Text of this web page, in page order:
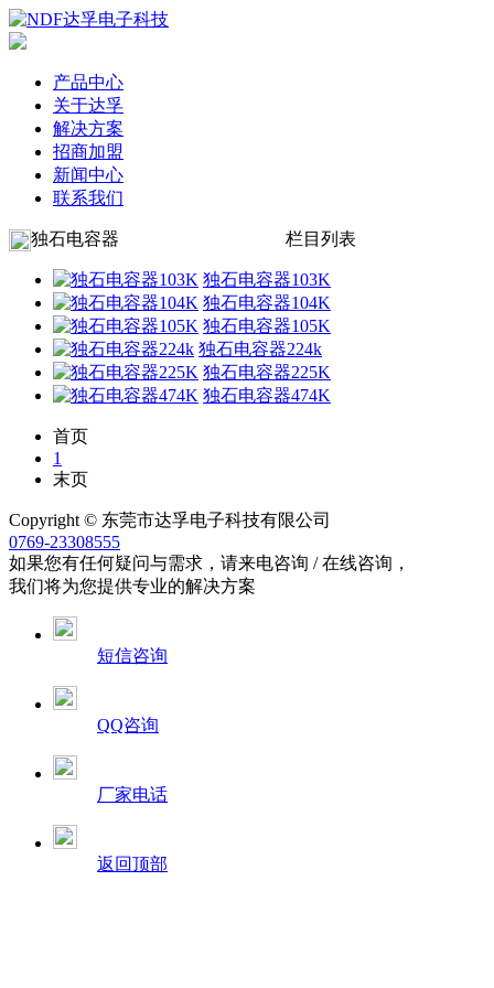
产品中心
关于达孚
解决方案
招商加盟
新闻中心
联系我们
独石电容器 栏目列表
独石电容器103K
独石电容器104K
独石电容器105K
独石电容器224k
独石电容器225K
独石电容器474K
首页
1
末页
Copyright © 东莞市达孚电子科技有限公司
0769-23308555
如果您有任何疑问与需求，请来电咨询 / 在线咨询，
我们将为您提供专业的解决方案
短信咨询
QQ咨询
厂家电话
返回顶部